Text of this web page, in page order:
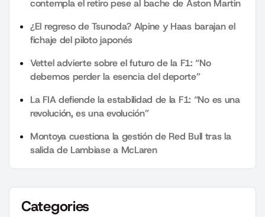
contempla el retiro pese al bache de Aston Martin
¿El regreso de Tsunoda? Alpine y Haas barajan el
fichaje del piloto japonés
Vettel advierte sobre el futuro de la F1: “No
debemos perder la esencia del deporte”
La FIA defiende la estabilidad de la F1: “No es una
revolución, es una evolución”
Montoya cuestiona la gestión de Red Bull tras la
salida de Lambiase a McLaren
Categories